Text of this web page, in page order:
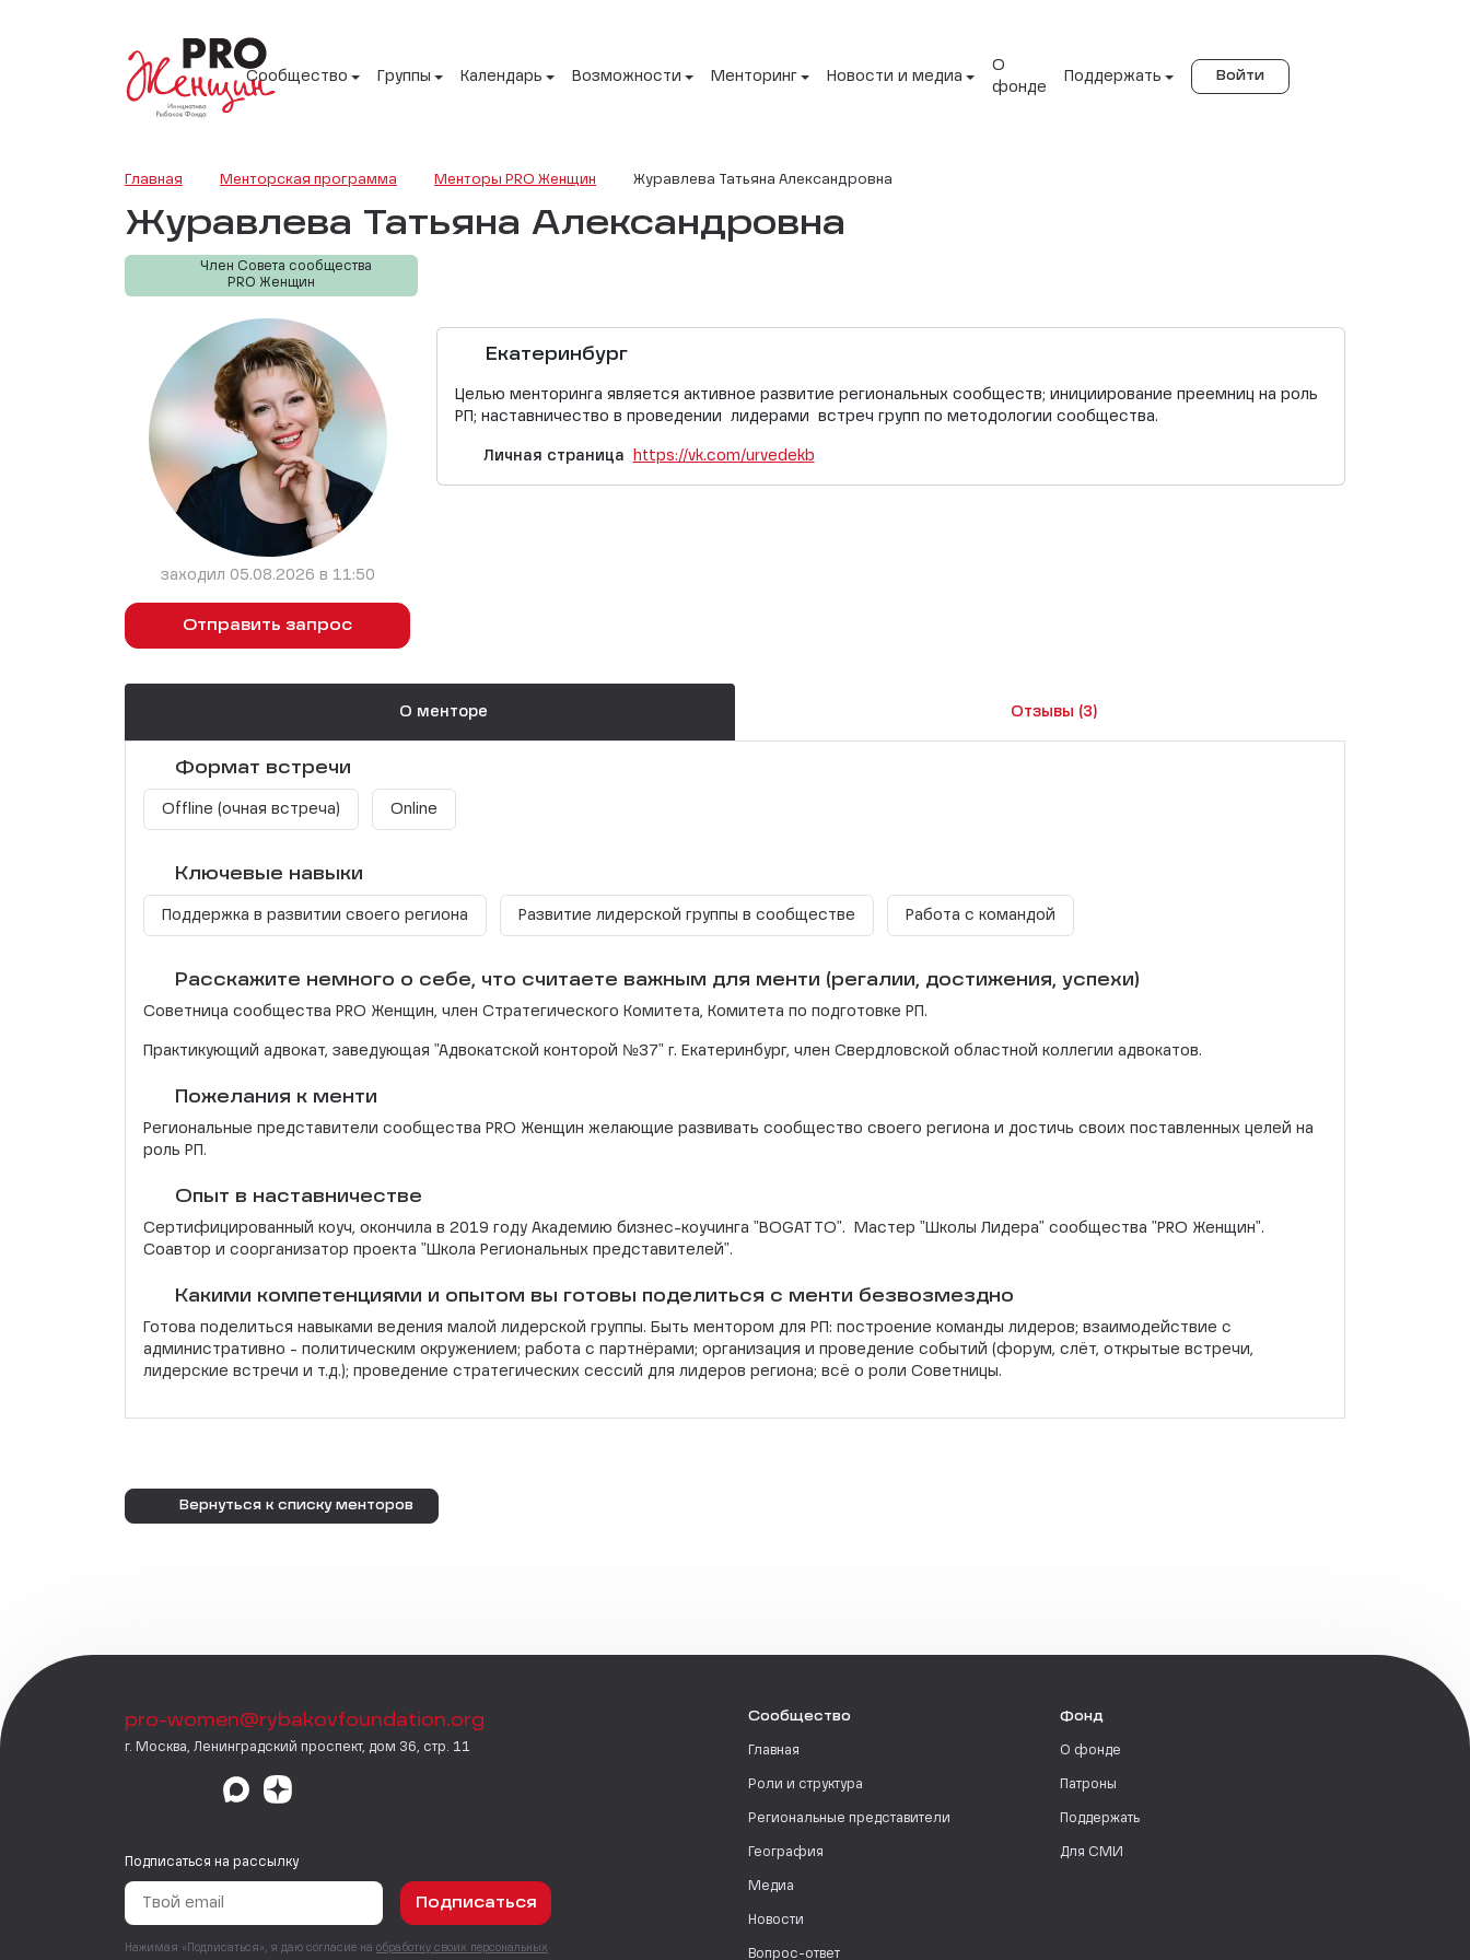
Сообщество Группы Календарь Возможности Менторинг Новости и медиа
О
фонде
Поддержать Войти
Главная Менторская программа Менторы PRO Женщин Журавлева Татьяна Александровна
Журавлева Татьяна Александровна
Член Совета сообщества
PRO Женщин
заходил 05.08.2026 в 11:50
Отправить запрос
Екатеринбург
Целью менторинга является активное развитие региональных сообществ; инициирование преемниц на роль
РП; наставничество в проведении лидерами встреч групп по методологии сообщества.
Личная страница https://vk.com/urvedekb
О менторе Отзывы (3)
Формат встречи
Offline (очная встреча) Online
Ключевые навыки
Поддержка в развитии своего региона Развитие лидерской группы в сообществе Работа с командой
Расскажите немного о себе, что считаете важным для менти (регалии, достижения, успехи)
Советница сообщества PRO Женщин, член Стратегического Комитета, Комитета по подготовке РП.
Практикующий адвокат, заведующая "Адвокатской конторой №37" г. Екатеринбург, член Свердловской областной коллегии адвокатов.
Пожелания к менти
Региональные представители сообщества PRO Женщин желающие развивать сообщество своего региона и достичь своих поставленных целей на
роль РП.
Опыт в наставничестве
Сертифицированный коуч, окончила в 2019 году Академию бизнес-коучинга "BOGATTO". Мастер "Школы Лидера" сообщества "PRO Женщин".
Соавтор и соорганизатор проекта "Школа Региональных представителей".
Какими компетенциями и опытом вы готовы поделиться с менти безвозмездно
Готова поделиться навыками ведения малой лидерской группы. Быть ментором для РП: построение команды лидеров; взаимодействие с
административно - политическим окружением; работа с партнёрами; организация и проведение событий (форум, слёт, открытые встречи,
лидерские встречи и т.д.); проведение стратегических сессий для лидеров региона; всё о роли Советницы.
Вернуться к списку менторов
pro-women@rybakovfoundation.org
г. Москва, Ленинградский проспект, дом 36, стр. 11
Подписаться на рассылку
Подписаться
Нажимая «Подписаться», я даю согласие на обработку своих персональных
Сообщество
Главная
Роли и структура
Региональные представители
География
Медиа
Новости
Вопрос-ответ
Фонд
О фонде
Патроны
Поддержать
Для СМИ